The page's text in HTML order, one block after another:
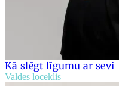
Kā slēgt līgumu ar sevi
Valdes loceklis